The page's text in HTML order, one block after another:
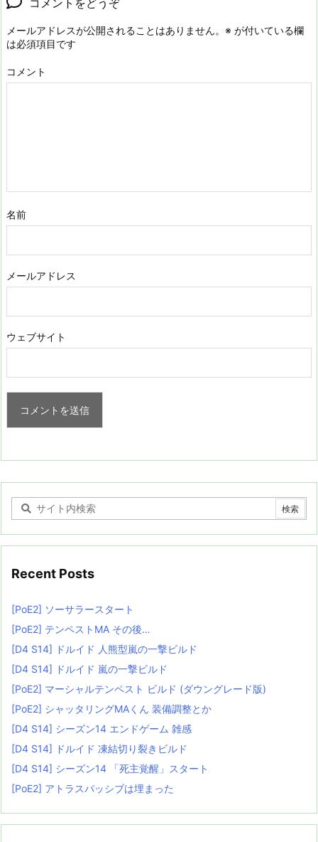
メールアドレスが公開されることはありません。 ※ が付いている欄
は必須項目です
コメント
名前
メールアドレス
ウェブサイト
Recent Posts
[PoE2] ソーサラースタート
[PoE2] テンペストMA その後…
[D4 S14] ドルイド 人熊型嵐の一撃ビルド
[D4 S14] ドルイド 嵐の一撃ビルド
[PoE2] マーシャルテンペスト ビルド (ダウングレード版)
[PoE2] シャッタリングMAくん 装備調整とか
[D4 S14] シーズン14 エンドゲーム 雑感
[D4 S14] ドルイド 凍結切り裂きビルド
[D4 S14] シーズン14 「死主覚醒」スタート
[PoE2] アトラスパッシブは埋まった